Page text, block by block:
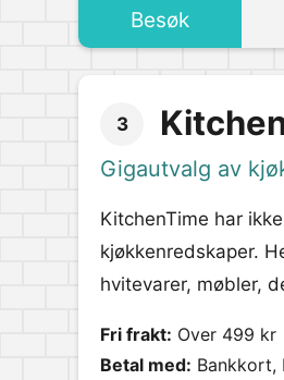
Besøk
3
Gigautvalg av
KitchenTime har
kjøkkenredskaper.
hvitevarer, møbler,
Fri frakt: Over 499 kr
Betal med: Bankkort,